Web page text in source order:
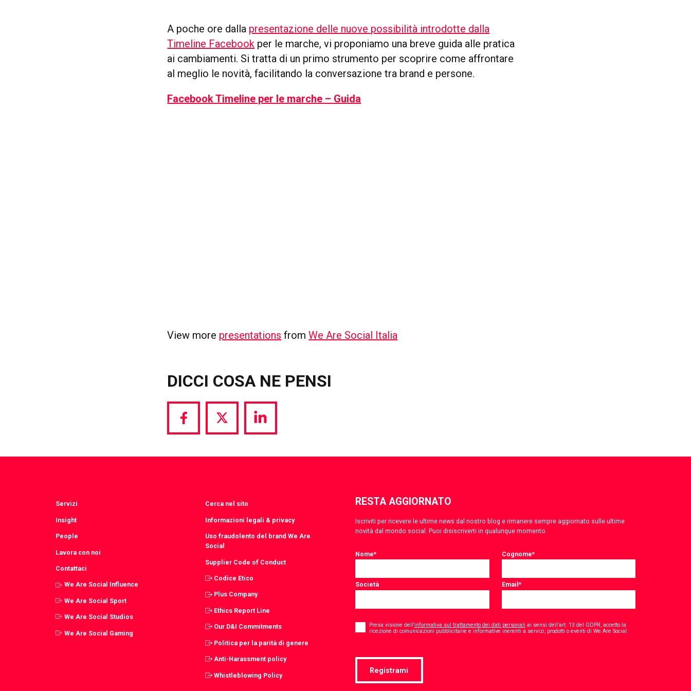
A poche ore dalla presentazione delle nuove possibilità introdotte dalla
Timeline Facebook per le marche, vi proponiamo una breve guida alle pratica
ai cambiamenti. Si tratta di un primo strumento per scoprire come affrontare
al meglio le novità, facilitando la conversazione tra brand e persone.
Facebook Timeline per le marche – Guida
View more presentations fromWe Are Social Italia
DICCI COSA NE PENSI
Share
Facebook
Share
Twitter
Share
LinkedIn
Servizi
Insight
People
Lavora con noi
Contattaci
We Are Social Influence
We Are Social Sport
We Are Social Studios
We Are Social Gaming
Cerca nel sito
Informazioni legali & privacy
Uso fraudolento del brand We Are
Social
Supplier Code of Conduct
Codice Etico
Plus Company
Ethics Report Line
Our D&I Commitments
Politica per la parità di genere
Anti-Harassment policy
Whistleblowing Policy
RESTA AGGIORNATO
Iscriviti per ricevere le ultime news dal nostro blog e rimanere sempre aggiornato sulle ultime
novità dal mondo social. Puoi disiscriverti in qualunque momento.
Nome* Cognome*
Società Email*
* Presa visione dell’informativa sul trattamento dei dati personali ai sensi dell’art. 13 del GDPR, accetto la
ricezione di comunicazioni pubblicitarie e informative inerenti a servizi, prodotti o eventi di We Are Social.
Registrami